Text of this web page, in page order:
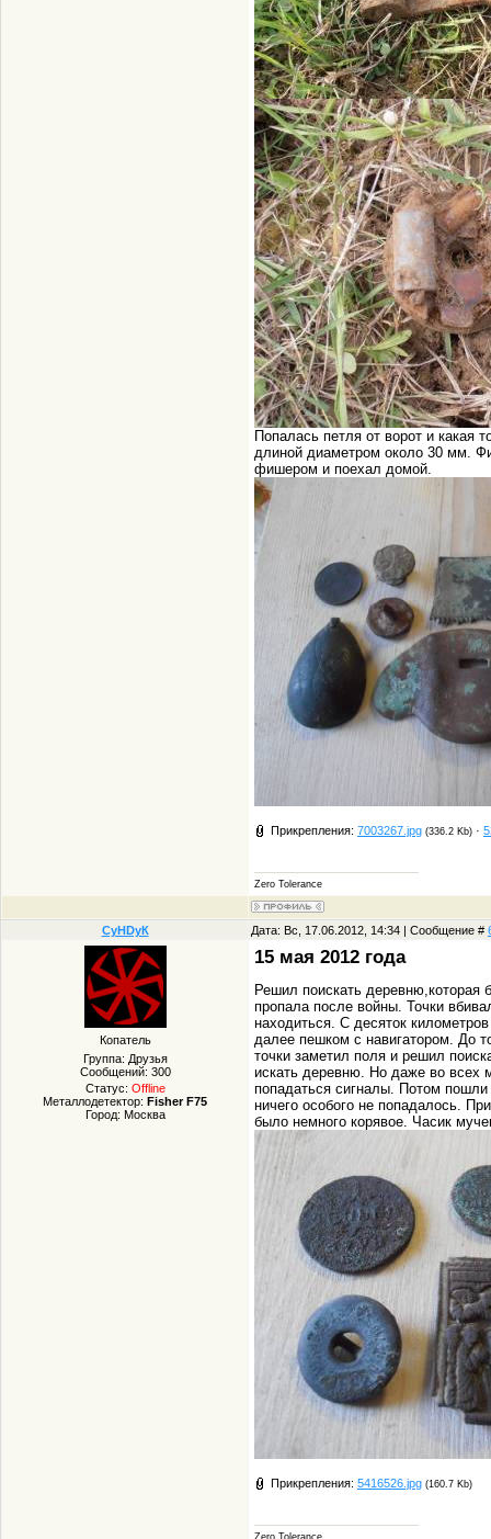
Попалась петля от ворот и какая
длиной диаметром около 30 мм.
фишером и поехал домой.
Прикрепления: 7003267.jpg (336.2 Kb) ·
Zero Tolerance
СуHDуК Дата: Вс, 17.06.2012, 14:34 | Сообщение #
Копатель
Группа: Друзья
Сообщений: 300
Статус: Offline
Металлодетектор: Fisher F75
Город: Москва
15 мая 2012 года
Решил поискать деревню,которая
пропала после войны. Точки
находиться. С десяток
далее пешком с навигатором. До
точки заметил поля и решил
искать деревню. Но даже во всех
попадаться сигналы. Потом
ничего особого не попадалось.
было немного корявое. Часик
Прикрепления: 5416526.jpg (160.7 Kb)